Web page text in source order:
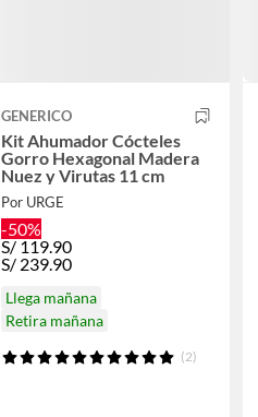
GENERICO
Kit Ahumador Cócteles
Gorro Hexagonal Madera
Nuez y Virutas 11 cm
Por URGE
-50%
S/ 119.90
S/ 239.90
Llega mañana
Retira mañana
(2)